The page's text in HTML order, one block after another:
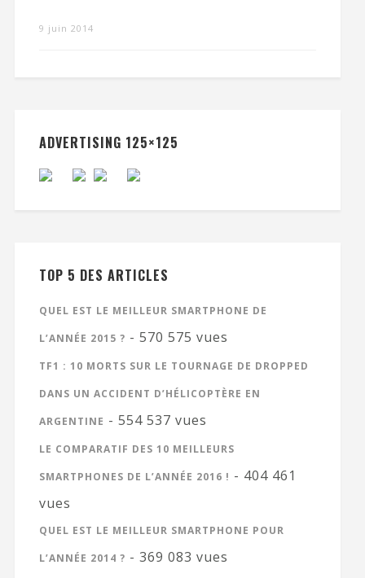
9 juin 2014
ADVERTISING 125×125
TOP 5 DES ARTICLES
QUEL EST LE MEILLEUR SMARTPHONE DE
L’ANNÉE 2015 ? - 570 575 vues
TF1 : 10 MORTS SUR LE TOURNAGE DE DROPPED
DANS UN ACCIDENT D’HÉLICOPTÈRE EN
ARGENTINE - 554 537 vues
LE COMPARATIF DES 10 MEILLEURS
SMARTPHONES DE L’ANNÉE 2016 ! - 404 461
vues
QUEL EST LE MEILLEUR SMARTPHONE POUR
L’ANNÉE 2014 ? - 369 083 vues